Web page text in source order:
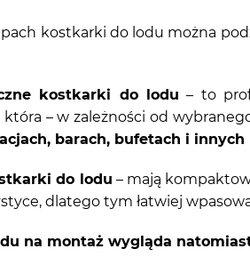
kostkarki do lodu można
kostkarki do lodu – to
która – w zależności od
barach, bufetach i
do lodu – mają
dlatego tym łatwiej
na montaż wygląda